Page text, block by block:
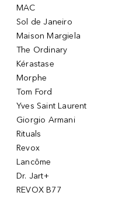
MAC
Sol de Janeiro
Maison Margiela
The Ordinary
Kérastase
Morphe
Tom Ford
Yves Saint Laurent
Giorgio Armani
Rituals
Revox
Lancôme
Dr. Jart+
REVOX B77